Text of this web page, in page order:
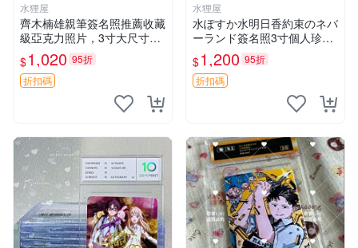
水狸屋
齊木楠雄親筆簽名照推薦收藏
級亞克力照片，3寸大尺寸含
原裝卡磚。 齊木楠雄、麻生
周一、收藏品
$1,020 95折
折扣碼
水狸屋
水ぽすか水明日香約束のネバ
ーランド簽名照3寸個人珍藏
線下簽名包裝嚴實 正版卡磚
附贈 好品收藏 約束のネバー
ランド 紙質 卡磚裝裱
$1,200 95折
折扣碼